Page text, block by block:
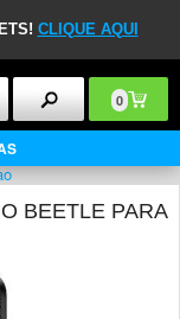
CLIQUE AQUI
0
BEETLE PARA